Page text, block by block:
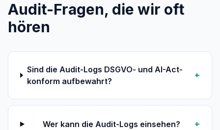
Audit-Fragen, die wir oft
hören
Sind die Audit-Logs DSGVO- und AI-Act-
konform aufbewahrt?
+
Wer kann die Audit-Logs einsehen? +